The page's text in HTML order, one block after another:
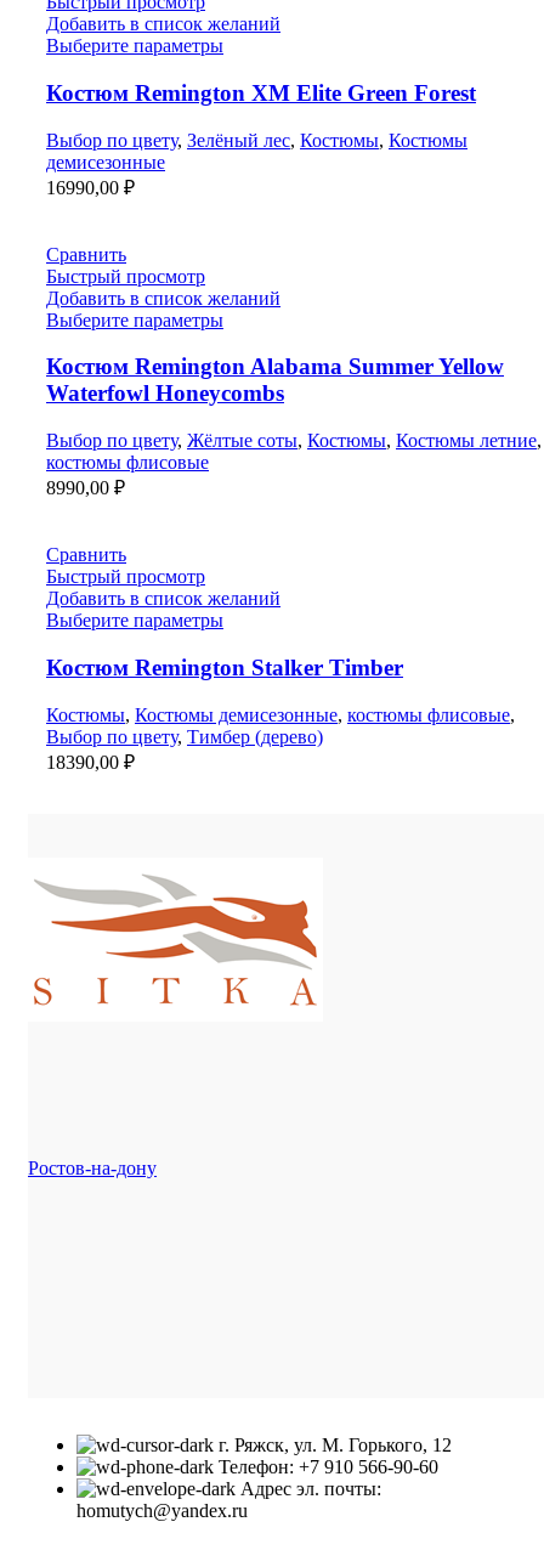
Добавить в список желаний
Выберите параметры
Костюм Remington XM Elite Green Forest
Выбор по цвету, Зелёный лес, Костюмы, Костюмы
демисезонные
16990,00 ₽
Сравнить
Быстрый просмотр
Добавить в список желаний
Выберите параметры
Костюм Remington Alabama Summer Yellow
Waterfowl Honeycombs
Выбор по цвету, Жёлтые соты, Костюмы, Костюмы летние,
костюмы флисовые
8990,00 ₽
Сравнить
Быстрый просмотр
Добавить в список желаний
Выберите параметры
Костюм Remington Stalker Timber
Костюмы, Костюмы демисезонные, костюмы флисовые,
Выбор по цвету, Тимбер (дерево)
18390,00 ₽
Ростов-на-дону
г. Ряжск, ул. М. Горького, 12
Телефон: +7 910 566-90-60
Адрес эл. почты:
homutych@yandex.ru